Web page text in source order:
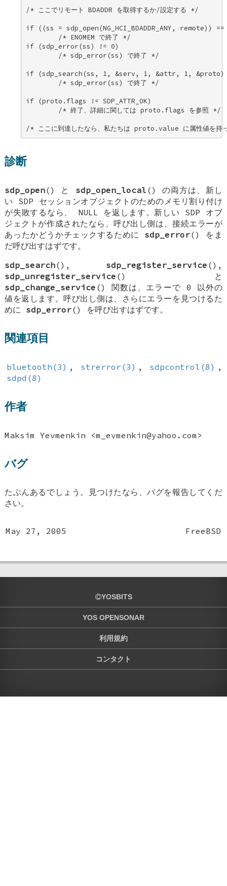
/* ここでリモート BDADDR を取得するか/設定する */
if ((ss = sdp_open(NG_HCI_BDADDR_ANY, remote))
        /* ENOMEM で終了 */
if (sdp_error(ss) != 0)
        /* sdp_error(ss) で終了 */
if (sdp_search(ss, 1, &serv, 1, &attr, 1,
        /* sdp_error(ss) で終了 */
if (proto.flags != SDP_ATTR_OK)
        /* 終了、詳細に関しては proto.flags を参照 */
/* ここに到達したなら、私たちは proto.value に属性値を持
診断
sdp_open() と sdp_open_local () の両方は、新し
い SDP セッションオブジェクトのためのメモリ割り付け
が失敗するなら、 NULL を返します。新しい SDP オブ
ジェクトが作成されたなら、呼び出し側は、接続エラーが
あったかどうかチェックするために sdp_error() をま
だ呼び出すはずです。
sdp_search(), sdp_register_service (),
sdp_unregister_service () と
sdp_change_service () 関数は、エラーで 0 以外の
値を返します。呼び出し側は、さらにエラーを見つけるた
めに sdp_error() を呼び出すはずです。
関連項目
bluetooth(3) , strerror(3) , sdpcontrol(8) ,
sdpd(8)
作者
Maksim Yevmenkin <m_evmenkin@yahoo.com>
バグ
たぶんあるでしょう。見つけたなら、バグを報告してくだ
さい。
May 27, 2005 FreeBSD
YOSBITS
YOS OPENSONAR
利用規約
コンタクト